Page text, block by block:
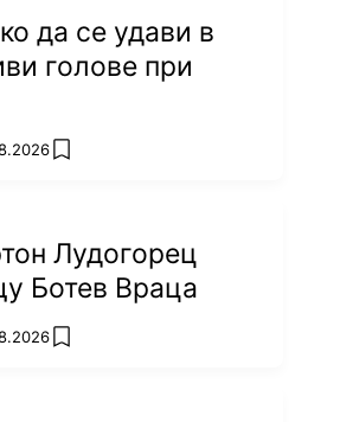
да се удави в
голове при
add favorites
Лудогорец
Ботев Враца
add favorites